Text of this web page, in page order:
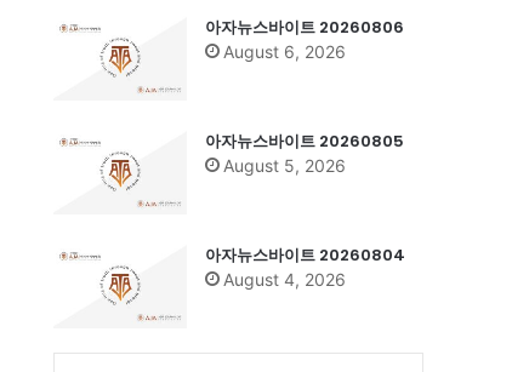
아자뉴스바이트 20260806
August 6, 2026
아자뉴스바이트 20260805
August 5, 2026
아자뉴스바이트 20260804
August 4, 2026